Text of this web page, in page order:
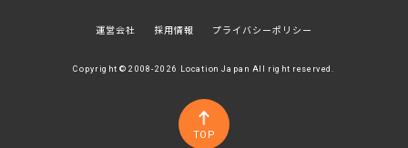
TOP
運営会社 採用情報 プライバシーポリシー
Copyright © 2008-2026 Location Japan All right reserved.